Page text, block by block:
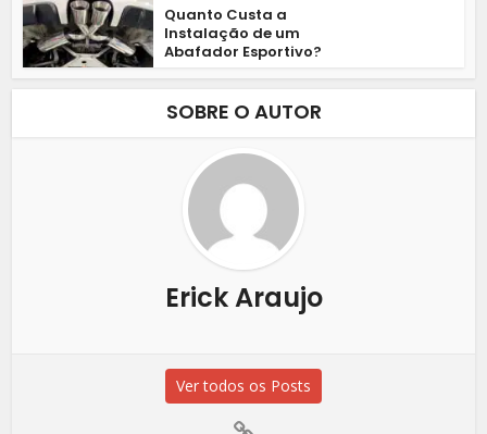
Quanto Custa a
Instalação de um
Abafador Esportivo?
SOBRE O AUTOR
Erick Araujo
Ver todos os Posts